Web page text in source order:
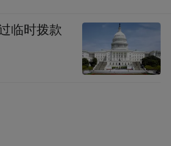
品内容(包括在内的视频、图片或音
媒体平台“大风号”用户上传并发
临时拨款